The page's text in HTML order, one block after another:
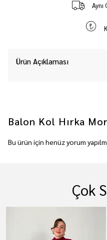
Aynı
Ürün Açıklaması
Balon Kol Hırka Mor
Bu ürün için henüz yorum
Çok